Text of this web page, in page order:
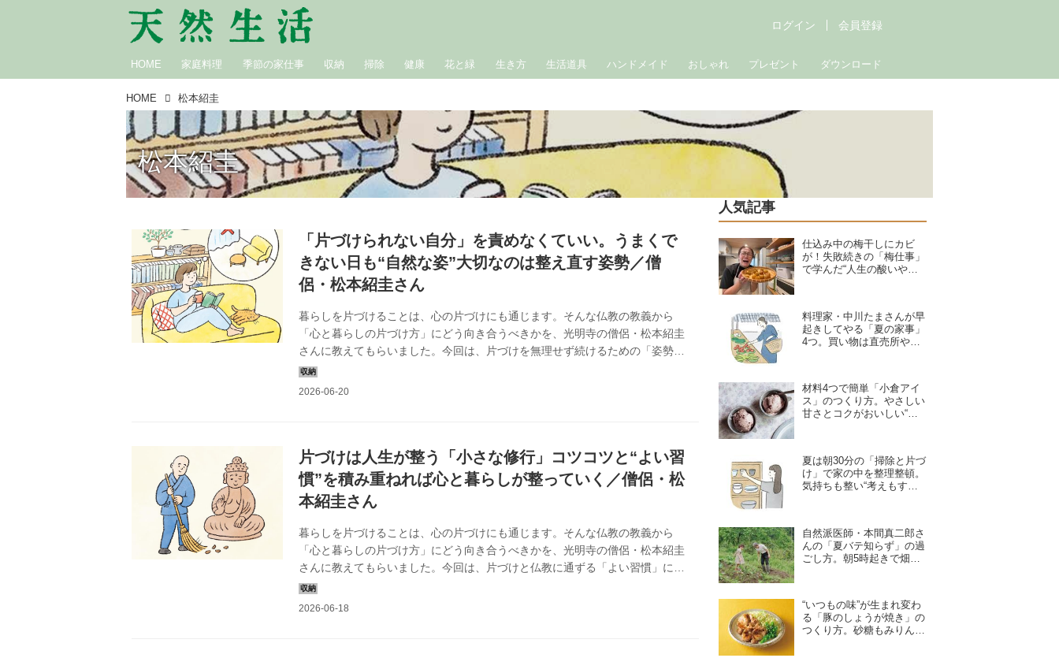
HOME 家庭料理 季節の家仕事 収納 掃除 健康 花と緑 生き方 生活道具 ハンドメイド おしゃれ プレゼント ダウンロード
ログイン 会員登録
HOME 松本紹圭
松本紹圭
「片づけられない自分」を責めなくていい。うまくで
きない日も“自然な姿”大切なのは整え直す姿勢／僧
侶・松本紹圭さん
暮らしを片づけることは、心の片づけにも通じます。そんな仏教の教義から
「心と暮らしの片づけ方」にどう向き合うべきかを、光明寺の僧侶・松本紹圭
さんに教えてもらいました。今回は、片づけを無理せず続けるための「姿勢」
についてのお話です。（『天然生活』2025年7月号掲載）
片づけは人生が整う「小さな修行」コツコツと“よい習
慣”を積み重ねれば心と暮らしが整っていく／僧侶・松
本紹圭さん
暮らしを片づけることは、心の片づけにも通じます。そんな仏教の教義から
「心と暮らしの片づけ方」にどう向き合うべきかを、光明寺の僧侶・松本紹圭
さんに教えてもらいました。今回は、片づけと仏教に通ずる「よい習慣」につ
いてのお話です。（『天然生活』2025年7月号掲載）
人気記事
仕込み中の梅干しにカビ
が！失敗続きの「梅仕事」
で学んだ“人生の酸いや甘
料理家・中川たまさんが早
起きしてやる「夏の家事」
4つ。買い物は直売所や鎌
材料4つで簡単「小倉アイ
ス」のつくり方。やさしい
甘さとコクがおいしい“混
夏は朝30分の「掃除と片づ
け」で家の中を整理整頓。
気持ちも整い“考えもすっ
自然派医師・本間真二郎さ
んの「夏バテ知らず」の過
ごし方。朝5時起きで畑
“いつもの味”が生まれ変わ
る「豚のしょうが焼き」の
つくり方。砂糖もみりんも